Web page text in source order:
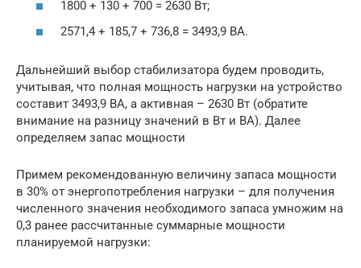
1800 + 130 + 700 = 2630 Вт;
2571,4 + 185,7 + 736,8 = 3493,9 ВА.
Дальнейший выбор стабилизатора будем проводить,
учитывая, что полная мощность нагрузки на устройство
составит 3493,9 ВА, а активная – 2630 Вт (обратите
внимание на разницу значений в Вт и ВА). Далее
определяем запас мощности
Примем рекомендованную величину запаса мощности
в 30% от энергопотребления нагрузки – для получения
численного значения необходимого запаса умножим на
0,3 ранее рассчитанные суммарные мощности
планируемой нагрузки: